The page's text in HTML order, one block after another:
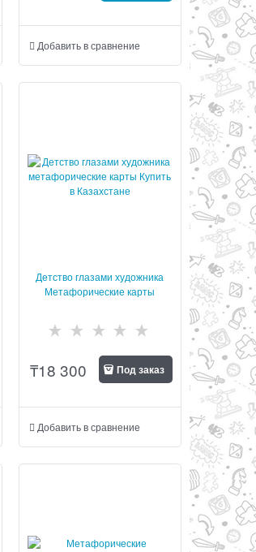
Добавить в сравнение
Детство глазами художника
Метафорические карты
₸18 300 Под заказ
Добавить в сравнение